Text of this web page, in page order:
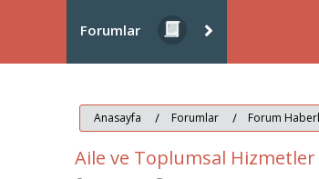
Forumlar
Anasayfa Forumlar Forum
Aile ve Toplumsal Hizmetler